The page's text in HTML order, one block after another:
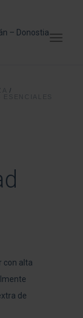
/
ESENCIALES
con alta
de